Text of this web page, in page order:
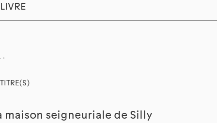
LIVRE
TITRE(S)
maison seigneuriale de Silly